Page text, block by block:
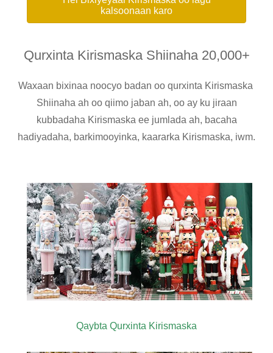
kalsoonaan karo
Qurxinta Kirismaska ​​​​Shiinaha 20,000+
Waxaan bixinaa noocyo badan oo qurxinta Kirismaska ​​
Shiinaha ah oo qiimo jaban ah, oo ay ku jiraan
kubbadaha Kirismaska ​​ee jumlada ah, bacaha
hadiyadaha, barkimooyinka, kaararka Kirismaska, iwm.
Qaybta Qurxinta Kirismaska